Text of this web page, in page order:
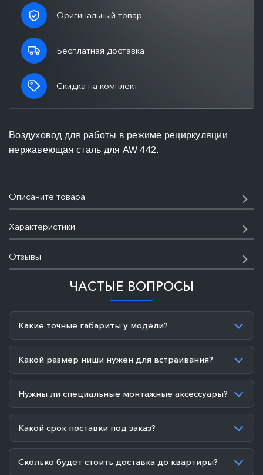
Оригинальный товар
Бесплатная доставка
Скидка на комплект
Воздуховод для работы в режиме рециркуляции
нержавеющая сталь для AW 442.
Описаните товара
Характеристики
Отзывы
ЧАСТЫЕ ВОПРОСЫ
Какие точные габариты у модели?
Какой размер ниши нужен для встраивания?
Нужны ли специальные монтажные аксессуары?
Какой срок поставки под заказ?
Сколько будет стоить доставка до квартиры?